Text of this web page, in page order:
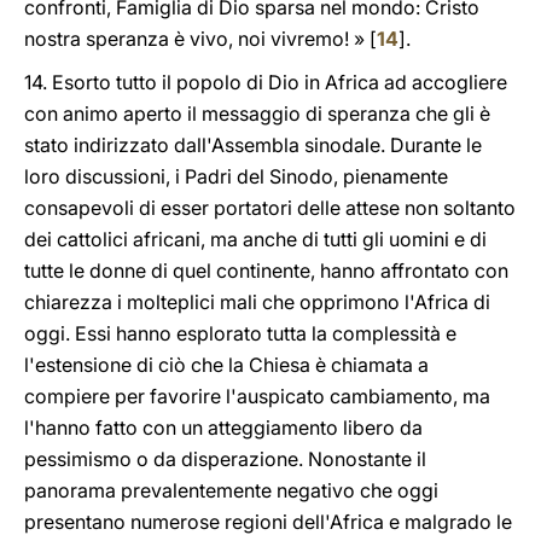
confronti, Famiglia di Dio sparsa nel mondo: Cristo
nostra speranza è vivo, noi vivremo! » [14].
14. Esorto tutto il popolo di Dio in Africa ad accogliere
con animo aperto il messaggio di speranza che gli è
stato indirizzato dall'Assembla sinodale. Durante le
loro discussioni, i Padri del Sinodo, pienamente
consapevoli di esser portatori delle attese non soltanto
dei cattolici africani, ma anche di tutti gli uomini e di
tutte le donne di quel continente, hanno affrontato con
chiarezza i molteplici mali che opprimono l'Africa di
oggi. Essi hanno esplorato tutta la complessità e
l'estensione di ciò che la Chiesa è chiamata a
compiere per favorire l'auspicato cambiamento, ma
l'hanno fatto con un atteggiamento libero da
pessimismo o da disperazione. Nonostante il
panorama prevalentemente negativo che oggi
presentano numerose regioni dell'Africa e malgrado le